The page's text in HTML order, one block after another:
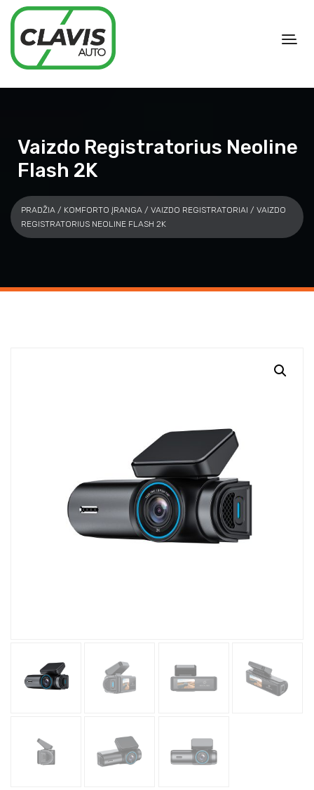
Vaizdo Registratorius Neoline
Flash 2K
PRADŽIA / KOMFORTO ĮRANGA / VAIZDO REGISTRATORIAI / VAIZDO
REGISTRATORIUS NEOLINE FLASH 2K